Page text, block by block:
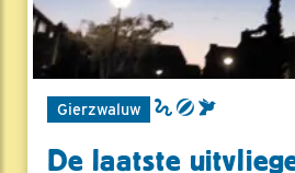
Gierzwaluw
De laatste